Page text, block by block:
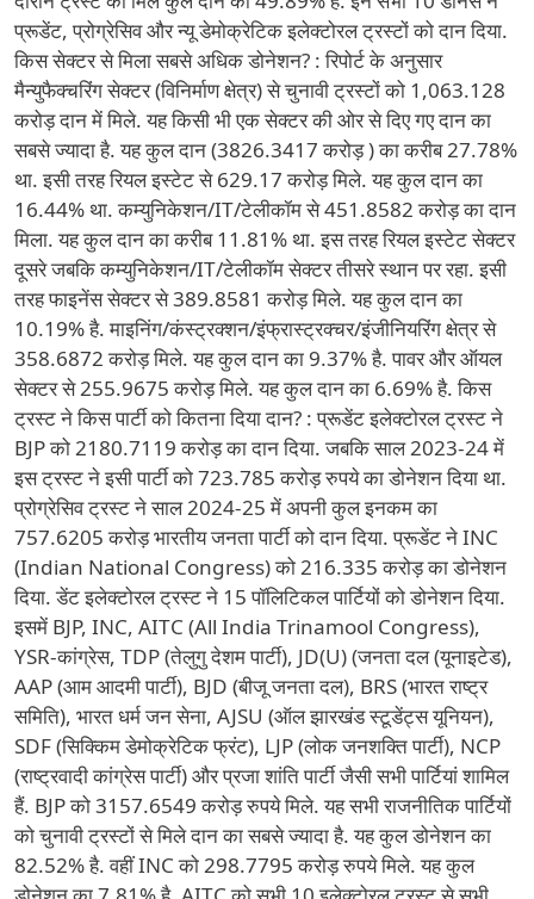
प्रूडेंट, प्रोग्रेसिव और न्यू डेमोक्रेटिक इलेक्टोरल ट्रस्टों को दान दिया.
किस सेक्टर से मिला सबसे अधिक डोनेशन? : रिपोर्ट के अनुसार
मैन्युफैक्चरिंग सेक्टर (विनिर्माण क्षेत्र) से चुनावी ट्रस्टों को 1,063.128
करोड़ दान में मिले. यह किसी भी एक सेक्टर की ओर से दिए गए दान का
सबसे ज्यादा है. यह कुल दान (3826.3417 करोड़ ) का करीब 27.78%
था. इसी तरह रियल इस्टेट से 629.17 करोड़ मिले. यह कुल दान का
16.44% था. कम्युनिकेशन/IT/टेलीकॉम से 451.8582 करोड़ का दान
मिला. यह कुल दान का करीब 11.81% था. इस तरह रियल इस्टेट सेक्टर
दूसरे जबकि कम्युनिकेशन/IT/टेलीकॉम सेक्टर तीसरे स्थान पर रहा. इसी
तरह फाइनेंस सेक्टर से 389.8581 करोड़ मिले. यह कुल दान का
10.19% है. माइनिंग/कंस्ट्रक्शन/इंफ्रास्ट्रक्चर/इंजीनियरिंग क्षेत्र से
358.6872 करोड़ मिले. यह कुल दान का 9.37% है. पावर और ऑयल
सेक्टर से 255.9675 करोड़ मिले. यह कुल दान का 6.69% है. किस
ट्रस्ट ने किस पार्टी को कितना दिया दान? : प्रूडेंट इलेक्टोरल ट्रस्ट ने
BJP को 2180.7119 करोड़ का दान दिया. जबकि साल 2023-24 में
इस ट्रस्ट ने इसी पार्टी को 723.785 करोड़ रुपये का डोनेशन दिया था.
प्रोग्रेसिव ट्रस्ट ने साल 2024-25 में अपनी कुल इनकम का
757.6205 करोड़ भारतीय जनता पार्टी को दान दिया. प्रूडेंट ने INC
(Indian National Congress) को 216.335 करोड़ का डोनेशन
दिया. डेंट इलेक्टोरल ट्रस्ट ने 15 पॉलिटिकल पार्टियों को डोनेशन दिया.
इसमें BJP, INC, AITC (All India Trinamool Congress),
YSR-कांग्रेस, TDP (तेलुगु देशम पार्टी), JD(U) (जनता दल (यूनाइटेड),
AAP (आम आदमी पार्टी), BJD (बीजू जनता दल), BRS (भारत राष्ट्र
समिति), भारत धर्म जन सेना, AJSU (ऑल झारखंड स्टूडेंट्स यूनियन),
SDF (सिक्किम डेमोक्रेटिक फ्रंट), LJP (लोक जनशक्ति पार्टी), NCP
(राष्ट्रवादी कांग्रेस पार्टी) और प्रजा शांति पार्टी जैसी सभी पार्टियां शामिल
हैं. BJP को 3157.6549 करोड़ रुपये मिले. यह सभी राजनीतिक पार्टियों
को चुनावी ट्रस्टों से मिले दान का सबसे ज्यादा है. यह कुल डोनेशन का
82.52% है. वहीं INC को 298.7795 करोड़ रुपये मिले. यह कुल